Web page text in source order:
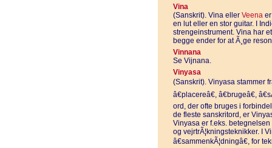
Vina
(Sanskrit). Vina eller Veena
en lut eller en stor guitar. I
strengeinstrument. Vina har
begge ender for at Ã¸ge
Vinnana
Se Vijnana.
Vinyasa
(Sanskrit). Vinyasa stammer
â€placereâ€, â€brugeâ€,
ord, der ofte bruges i
de fleste sanskritord, er
Vinyasa er f.eks.
og vejrtrÃ¦kningsteknikker. I
â€sammenkÃ¦dningâ€, for